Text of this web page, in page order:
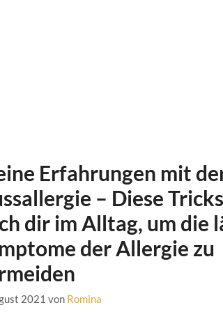
Erfahrungen mit
– Diese
dir im Alltag, um die
der Allergie zu
2021 von Romina